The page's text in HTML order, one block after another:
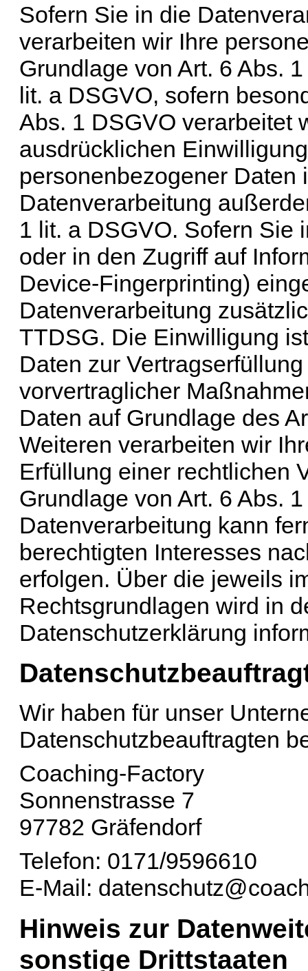
Sofern Sie in die
verarbeiten wir Ihre
Grundlage von Art. 6 Abs.
lit. a DSGVO, sofern
Abs. 1 DSGVO verarbeitet
ausdrücklichen
personenbezogener Daten
Datenverarbeitung
1 lit. a DSGVO. Sofern Sie
oder in den Zugriff auf
Device-Fingerprinting)
Datenverarbeitung
TTDSG. Die Einwilligung
Daten zur
vorvertraglicher
Daten auf Grundlage des
Weiteren verarbeiten wir
Erfüllung einer rechtlichen
Grundlage von Art. 6 Abs.
Datenverarbeitung kann
berechtigten Interesses
erfolgen. Über die jeweils
Rechtsgrundlagen wird in
Datenschutzerklärung
Wir haben für unser
Datenschutzbeauftragten
Coaching-Factory
Sonnenstrasse 7
97782 Gräfendorf
Telefon: 0171/9596610
E-Mail:
Hinweis zur
sonstige Drittstaaten